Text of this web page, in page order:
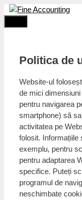
Sari
Politica de
Website-ul
de mici
pentru navigarea
smartphone) să
activitatea pe
folosit. Informațiile
exemplu, pentru
pentru adaptarea
specifice. Puteți
programul de
neschimbate